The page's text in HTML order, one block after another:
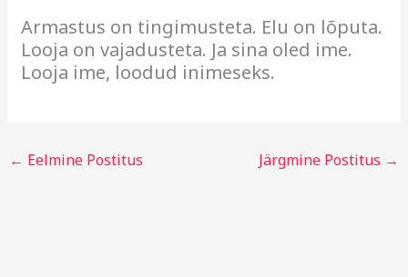
Armastus on tingimusteta. Elu on lõputa.
Looja on vajadusteta. Ja sina oled ime.
Looja ime, loodud inimeseks.
← Eelmine Postitus Järgmine Postitus →